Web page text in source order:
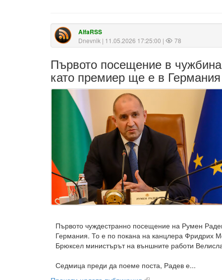
AlfaRSS
Dnevnik | 11.05.2026 17:25:00 | 78
Първото посещение в
като премиер ще е в Германия
Първото чуждестранно посещение на Румен
Германия. То е по покана на канцлера Фридрих
Брюксел министърът на външните работи
Седмица преди да поеме поста, Радев е...